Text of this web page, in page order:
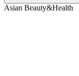
Asian Beauty&Health